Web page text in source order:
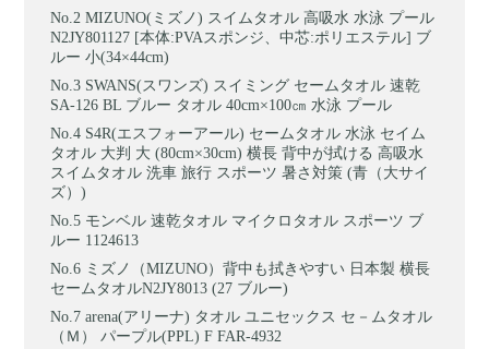
MIZUNO(ミズノ) スイムタオル 高吸水 水泳 プール
N2JY801127 [本体:PVAスポンジ、中芯:ポリエステル] ブ
ルー 小(34×44cm)
SWANS(スワンズ) スイミング セームタオル 速乾
SA-126 BL ブルー タオル 40cm×100㎝ 水泳 プール
S4R(エスフォーアール) セームタオル 水泳 セイム
タオル 大判 大 (80cm×30cm) 横長 背中が拭ける 高吸水
スイムタオル 洗車 旅行 スポーツ 暑さ対策 (青（大サイ
ズ）)
モンベル 速乾タオル マイクロタオル スポーツ ブ
ルー 1124613
ミズノ（MIZUNO）背中も拭きやすい 日本製 横長
セームタオルN2JY8013 (27 ブルー)
arena(アリーナ) タオル ユニセックス セ－ムタオル
（Ｍ） パープル(PPL) F FAR-4932